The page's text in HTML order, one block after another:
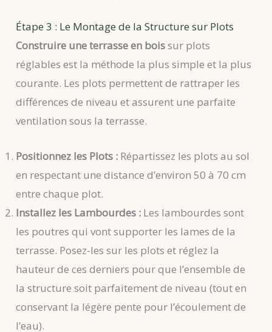
Étape 3 : Le Montage de la Structure sur Plots
Construire une terrasse en boissur plots
réglables est la méthode la plus simple et la plus
courante. Les plots permettent de rattraper les
différences de niveau et assurent une parfaite
ventilation sous la terrasse.
Positionnez les Plots : Répartissez les plots au sol
en respectant une distance d’environ 50 à 70 cm
entre chaque plot.
Installez les Lambourdes : Les lambourdes sont
les poutres qui vont supporter les lames de la
terrasse. Posez-les sur les plots et réglez la
hauteur de ces derniers pour que l’ensemble de
la structure soit parfaitement de niveau (tout en
conservant la légère pente pour l’écoulement de
l’eau).